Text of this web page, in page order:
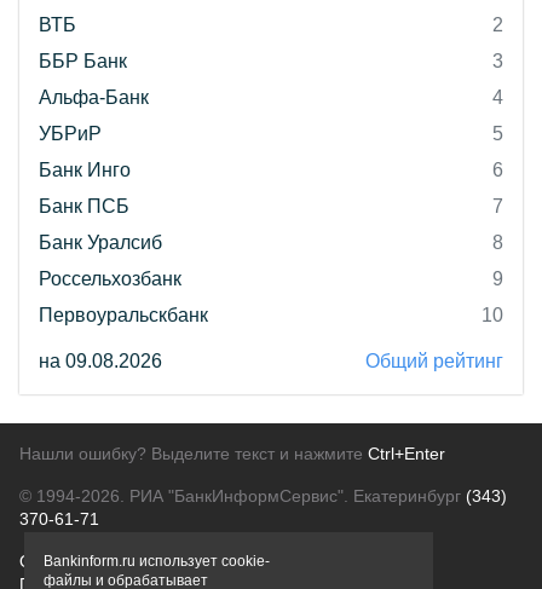
ВТБ
2
ББР Банк
3
Альфа-Банк
4
УБРиР
5
Банк Инго
6
Банк ПСБ
7
Банк Уралсиб
8
Россельхозбанк
9
Первоуральскбанк
10
на 09.08.2026 Общий рейтинг
Нашли ошибку? Выделите текст и нажмите Ctrl+Enter
© 1994-2026. РИА "БанкИнформСервис". Екатеринбург (343)
370-61-71
О проектеПолитика конфиденциальности
Правовая информацияДля рекламодателей
Bankinform.ru использует cookie-
файлы и обрабатывает